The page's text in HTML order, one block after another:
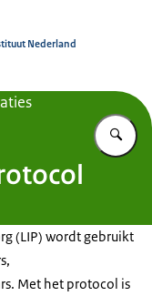
Nederland
(LIP) wordt gebruikt
Met het protocol is